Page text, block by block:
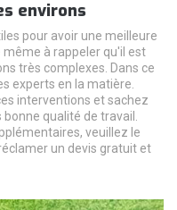
environs
pour avoir une meilleure
à rappeler qu'il est
très complexes. Dans ce
experts en la matière.
interventions et sachez
qualité de travail.
veuillez le
un devis gratuit et